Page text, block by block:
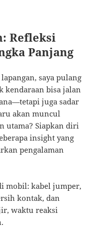
Refleksi
Panjang
saya pulang
kendaraan bisa jalan
juga sadar
akan muncul
utama? Siapkan diri
insight yang
pengalaman
mobil: kabel jumper,
kontak, dan
waktu reaksi